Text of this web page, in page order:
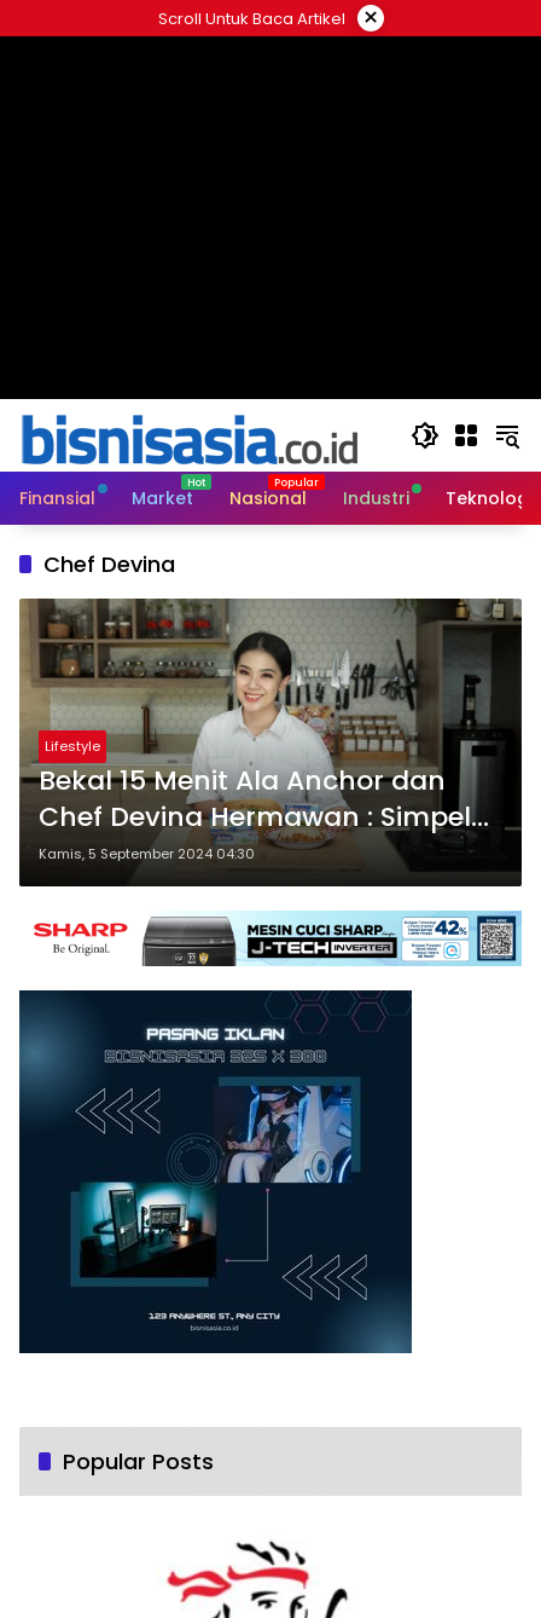
ke
Scroll Untuk Baca Artikel ×
Finansial Market Nasional Industri Teknologi
Chef Devina
Lifestyle
Bekal 15 Menit Ala Anchor dan
Chef Devina Hermawan : Simpel
Tapi Bergizi!
Kamis, 5 September 2024 04:30
Popular Posts